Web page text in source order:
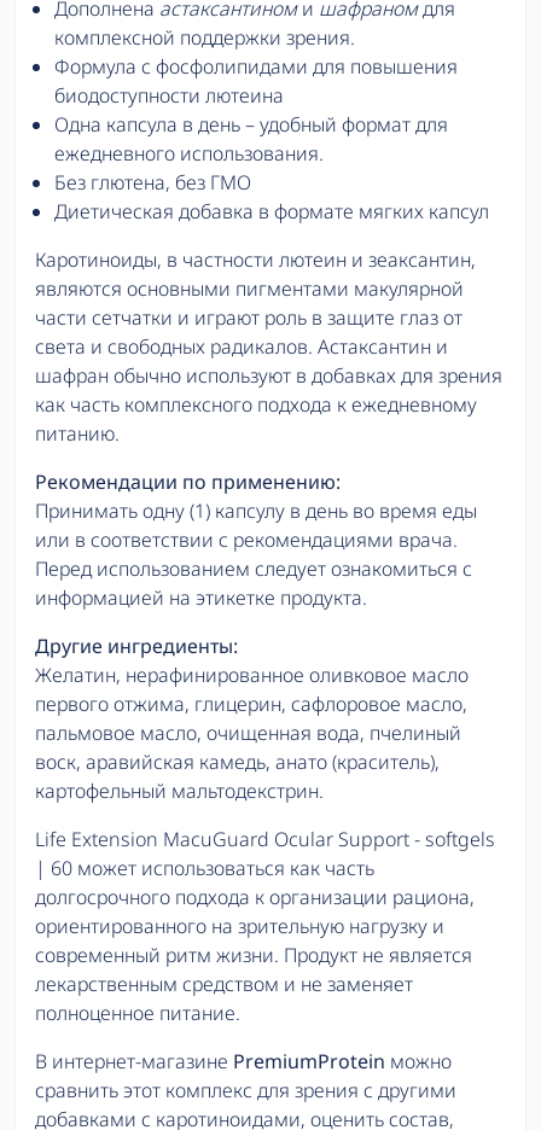
Дополнена астаксантиноми шафраномдля
комплексной поддержки зрения.
Формула с фосфолипидами для повышения
биодоступности лютеина
Одна капсула в день – удобный формат для
ежедневного использования.
Без глютена, без ГМО
Диетическая добавка в формате мягких капсул
Каротиноиды, в частности лютеин и зеаксантин,
являются основными пигментами макулярной
части сетчатки и играют роль в защите глаз от
света и свободных радикалов. Астаксантин и
шафран обычно используют в добавках для зрения
как часть комплексного подхода к ежедневному
питанию.
Рекомендации по применению:
Принимать одну (1) капсулу в день во время еды
или в соответствии с рекомендациями врача.
Перед использованием следует ознакомиться с
информацией на этикетке продукта.
Другие ингредиенты:
Желатин, нерафинированное оливковое масло
первого отжима, глицерин, сафлоровое масло,
пальмовое масло, очищенная вода, пчелиный
воск, аравийская камедь, анато (краситель),
картофельный мальтодекстрин.
Life Extension MacuGuard Ocular Support - softgels
| 60 может использоваться как часть
долгосрочного подхода к организации рациона,
ориентированного на зрительную нагрузку и
современный ритм жизни. Продукт не является
лекарственным средством и не заменяет
полноценное питание.
В интернет-магазине PremiumProtein можно
сравнить этот комплекс для зрения с другими
добавками с каротиноидами, оценить состав,